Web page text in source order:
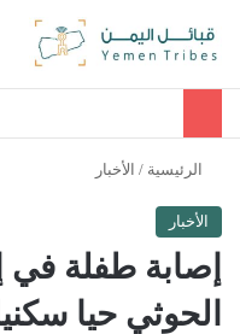
الرئيسية / الأخبار
الأخبار
إصابة طفلة في
الحوثي حيا